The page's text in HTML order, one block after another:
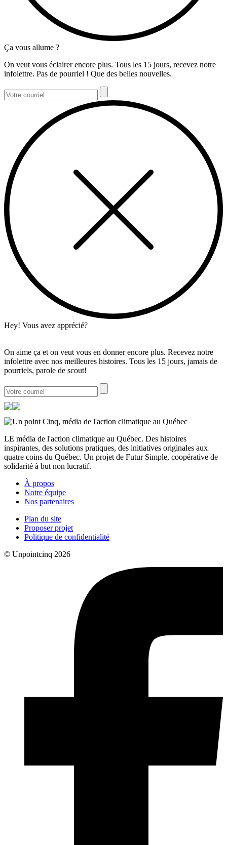
Ça vous allume ?
On veut vous éclairer encore plus. Tous les 15 jours, recevez notre
infolettre. Pas de pourriel ! Que des belles nouvelles.
Hey! Vous avez apprécié?
On aime ça et on veut vous en donner encore plus. Recevez notre
infolettre avec nos meilleures histoires. Tous les 15 jours, jamais de
pourriels, parole de scout!
LE média de l'action climatique au Québec. Des histoires
inspirantes, des solutions pratiques, des initiatives originales aux
quatre coins du Québec. Un projet de Futur Simple, coopérative de
solidarité à but non lucratif.
À propos
Notre équipe
Nos partenaires
Plan du site
Proposer projet
Politique de confidentialité
© Unpointcinq 2026